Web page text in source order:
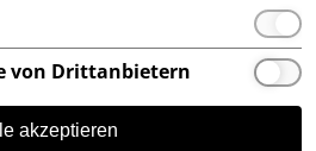
von Drittanbietern
akzeptieren